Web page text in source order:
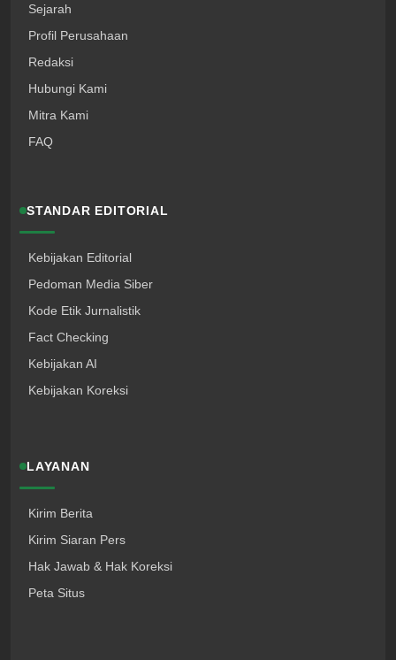
Sejarah
Profil Perusahaan
Redaksi
Hubungi Kami
Mitra Kami
FAQ
STANDAR EDITORIAL
Kebijakan Editorial
Pedoman Media Siber
Kode Etik Jurnalistik
Fact Checking
Kebijakan AI
Kebijakan Koreksi
LAYANAN
Kirim Berita
Kirim Siaran Pers
Hak Jawab & Hak Koreksi
Peta Situs